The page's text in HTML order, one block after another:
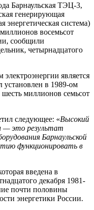
Барнаульская ТЭЦ-3,
генерирующая
система)
восемьсот
сообщили
четырнадцатого
является
в 1989-ом
миллионов семьсот
следующее: «Высокий
— это результат
Барнаульской
функционировать в
введена в
декабря 1981-
почти половины
энергетики России.